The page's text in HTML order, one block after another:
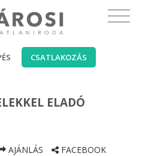
CSATLAKOZÁS
ELADÓ
AJÁNLÁS FACEBOOK